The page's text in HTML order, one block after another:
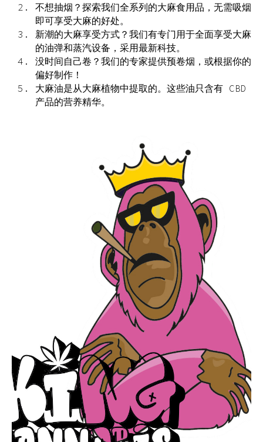
不想抽烟？探索我们全系列的大麻食用品，无需吸烟
即可享受大麻的好处。
新潮的大麻享受方式？我们有专门用于全面享受大麻
的油弹和蒸汽设备，采用最新科技。
没时间自己卷？我们的专家提供预卷烟，或根据你的
偏好制作！
大麻油是从大麻植物中提取的。这些油只含有 CBD
产品的营养精华。